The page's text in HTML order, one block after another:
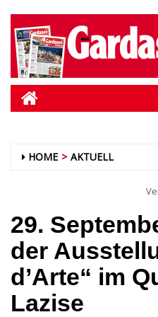
HOME AKTUELL
29.
der
d’Arte“ im
Lazise